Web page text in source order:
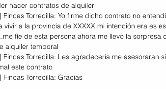
hacer contratos de alquiler
Fincas Torrecilla: Yo firme dicho contrato no
vivir a la provincia de XXXXX mi intención era es
fíe de esta persona ahora me llevo la sorpresa
alquiler temporal
Fincas Torrecilla: Les agradecería me asesoraran
este contrato
Torrecilla: Gracias